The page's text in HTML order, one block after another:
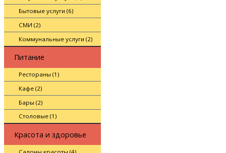
Бытовые услуги (6)
СМИ (2)
Коммунальные услуги (2)
Питание
Рестораны (1)
Кафе (2)
Бары (2)
Столовые (1)
Красота и здоровье